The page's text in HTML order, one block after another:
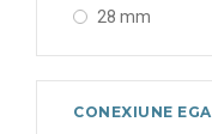
28 mm
CONEXIUNE